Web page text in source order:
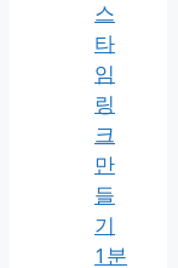
스
타
임
링
크
만
들
기
1분